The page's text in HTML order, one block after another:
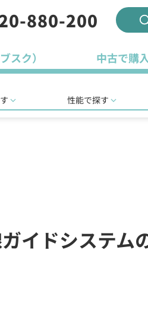
880-200
スク） 中古で購
性能で探す
イドシステム